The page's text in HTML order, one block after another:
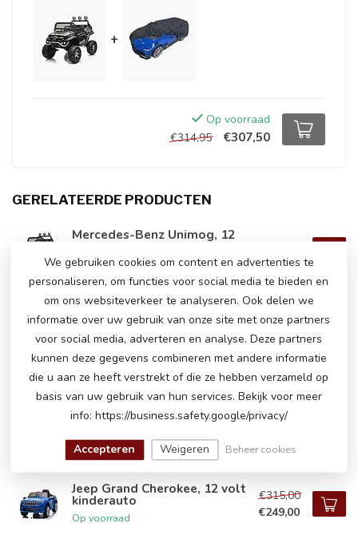
+
Op voorraad
€314,95
€307,50
GERELATEERDE PRODUCTEN
Mercedes-Benz Unimog, 12
Op voorraad
Jeep Grand Cherokee, 12 volt
kinderauto
Op voorraad
€315,00
€249,00
Jeep Grand Cherokee, 12 volt
kinderauto
€300,00
Jeep Grand Cherokee, 12 volt
kinderauto
Op voorraad
€315,00
€249,00
We gebruiken cookies om content en advertenties te
personaliseren, om functies voor social media te bieden en
om ons websiteverkeer te analyseren. Ook delen we
informatie over uw gebruik van onze site met onze partners
voor social media, adverteren en analyse. Deze partners
kunnen deze gegevens combineren met andere informatie
die u aan ze heeft verstrekt of die ze hebben verzameld op
basis van uw gebruik van hun services. Bekijk voor meer
info: https://business.safety.google/privacy/
Accepteren Weigeren Beheer cookies